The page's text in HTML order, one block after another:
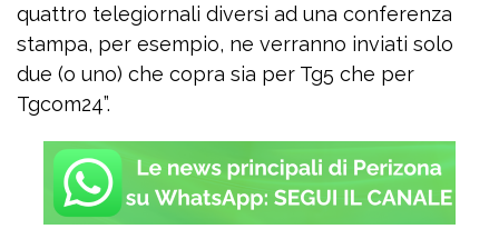
quattro telegiornali diversi ad una conferenza
stampa, per esempio, ne verranno inviati solo
due (o uno) che copra sia per Tg5 che per
Tgcom24”.